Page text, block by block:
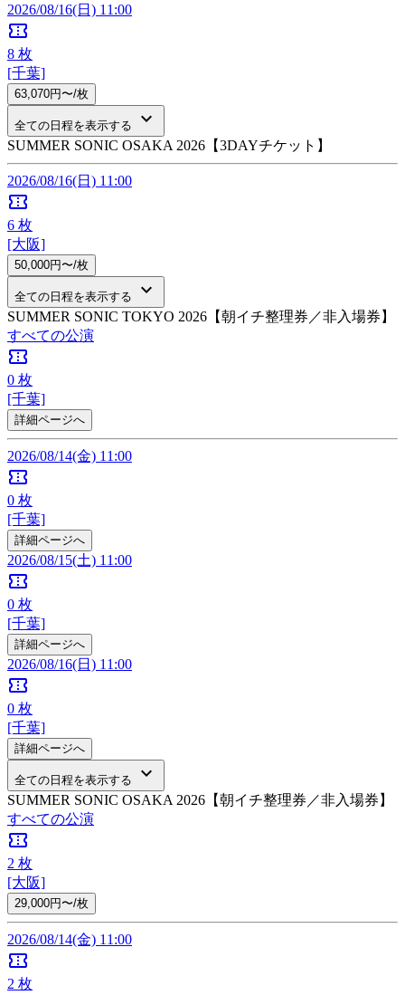
2026/08/16(日) 11:00
confirmation_number
8 枚
[千葉]
63,070円〜/枚
全ての日程を表示する keyboard_arrow_down
SUMMER SONIC OSAKA 2026【3DAYチケット】
2026/08/16(日) 11:00
confirmation_number
6 枚
[大阪]
50,000円〜/枚
全ての日程を表示する keyboard_arrow_down
SUMMER SONIC TOKYO 2026【朝イチ整理券／非入場券】
すべての公演
confirmation_number
0 枚
[千葉]
詳細ページへ
2026/08/14(金) 11:00
confirmation_number
0 枚
[千葉]
詳細ページへ
2026/08/15(土) 11:00
confirmation_number
0 枚
[千葉]
詳細ページへ
2026/08/16(日) 11:00
confirmation_number
0 枚
[千葉]
詳細ページへ
全ての日程を表示する keyboard_arrow_down
SUMMER SONIC OSAKA 2026【朝イチ整理券／非入場券】
すべての公演
confirmation_number
2 枚
[大阪]
29,000円〜/枚
2026/08/14(金) 11:00
confirmation_number
2 枚